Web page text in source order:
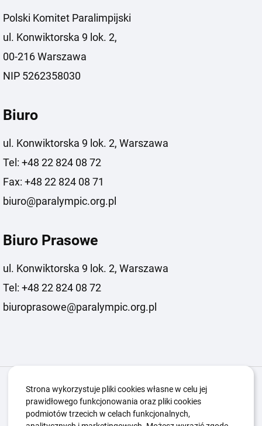
Polski Komitet Paralimpijski
ul. Konwiktorska 9 lok. 2,
00-216 Warszawa
NIP 5262358030
Biuro
ul. Konwiktorska 9 lok. 2, Warszawa
Tel: +48 22 824 08 72
Fax: +48 22 824 08 71
biuro@paralympic.org.pl
Biuro Prasowe
ul. Konwiktorska 9 lok. 2, Warszawa
Tel: +48 22 824 08 72
biuroprasowe@paralympic.org.pl
Igrzyska Paralimpijskie O nas
Kwalifikacje ZSK
Kluby Aktualności
Strona wykorzystuje pliki cookies własne w celu jej
prawidłowego funkcjonowania oraz pliki cookies
podmiotów trzecich w celach funkcjonalnych,